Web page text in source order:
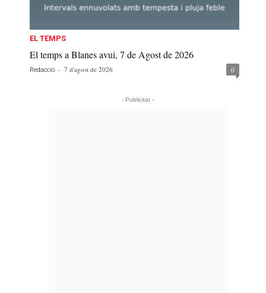
EL TEMPS
El temps a Blanes avui, 7 de Agost de 2026
Redacció - 7 d'agost de 2026 0
- Publicitat -